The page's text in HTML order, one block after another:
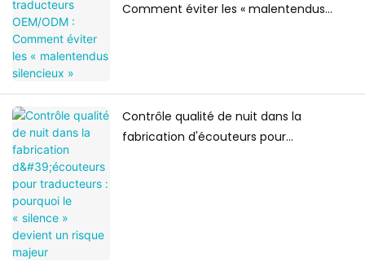
Comment éviter les « malentendus
Contrôle qualité de nuit dans la
fabrication d'écouteurs pour